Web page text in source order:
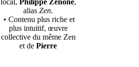
alias Zen.
• Contenu plus riche et
plus intuitif, œuvre
collective du même Zen
et de Pierre